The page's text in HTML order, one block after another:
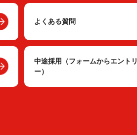
よくある質問
中途採用（フォームからエントリ
ー）